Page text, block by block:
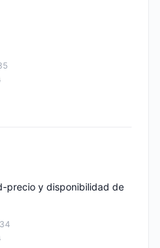
precio y disponibilidad de